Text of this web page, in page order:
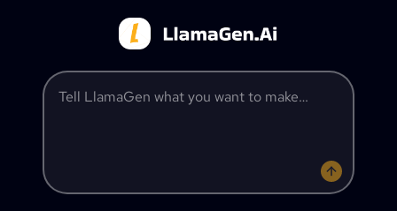
Tell LlamaGen what you want to make